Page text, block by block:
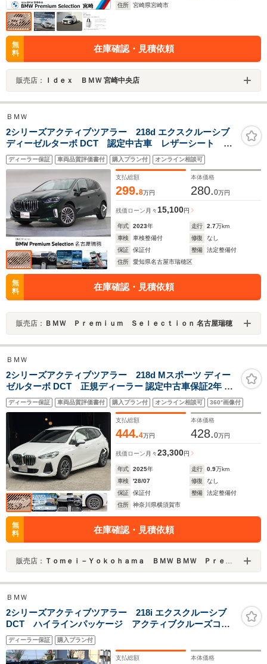
住所
宮崎県宮崎市
無
料
在庫確認・見積依頼
販売店： Ｉｄｅｘ ＢＭＷ 宮崎中央店
ＢＭＷ
2シリーズアクティブツアラー 218d エクスクルーシブ
ディーゼルターボ DCT 認定中古車 レザーシート カ
ーブドディスプレイ アダプティブクルーズコントロー
ル アラウンドビューモニター メモリー機能付きパワ
ーシート シートヒーター LED ETC
ディーラー保証 車両品質評価書付 購入プラン付 オンライン相談可
支払総額
299.8万円
本体価格
280.0万円
残価ローン 月々 15,100円
年式 2023年 走行 2.7万km
車検
車検整備付 修復
なし
保証
保証付 整備
法定整備付
住所
愛知県名古屋市瑞穂区
無
料
在庫確認・見積依頼
販売店： ＢＭＷ Ｐｒｅｍｉｕｍ Ｓｅｌｅｃｔｉｏｎ 名古屋瑞穂
ＢＭＷ
2シリーズアクティブツアラー 218d Mスポーツ ディー
ゼルターボ DCT 正規ディーラー 認定中古車保証2年 弊
社デモカー テクノロジーパッケージ パーキングアシスト
プラス トップビューカメラ ヘッドアップディスプレイ M
アルカンタラ/ヴェガンザ・コンビネーション 禁煙車
ディーラー保証 車両品質評価書付 購入プラン付 オンライン相談可 360°画像付
支払総額
444.4万円
本体価格
428.0万円
残価ローン 月々23,300円
年式 2025年 走行 0.9万km
車検
'28/07 修復
なし
保証
保証付 整備
法定整備付
住所
神奈川県横須賀市
無
料
在庫確認・見積依頼
販売店： Ｔｏｍｅｉ－Ｙｏｋｏｈａｍａ ＢＭＷ ＢＭＷ Ｐｒｅｍｉｕｍ Ｓｅｌｅｃｔｉｏｎ 横須賀
ＢＭＷ
2シリーズアクティブツアラー 218i エクスクルーシブ
DCT ハイラインパッケージ アクティブクルーズコン
トロール ヘッドアップディスプレイ 全周囲カメラ
モカレザー アンビエントライト ハーマンカードンス
ピーカー ワイヤレス充電 ETC
ディーラー保証 購入プラン付
支払総額 本体価格